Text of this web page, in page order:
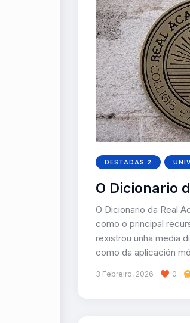
DESTADAS 2
O Dicionario
O Dicionario da Real
como o principal
rexistrou unha media
como da aplicación
3 Febreiro, 2026 0